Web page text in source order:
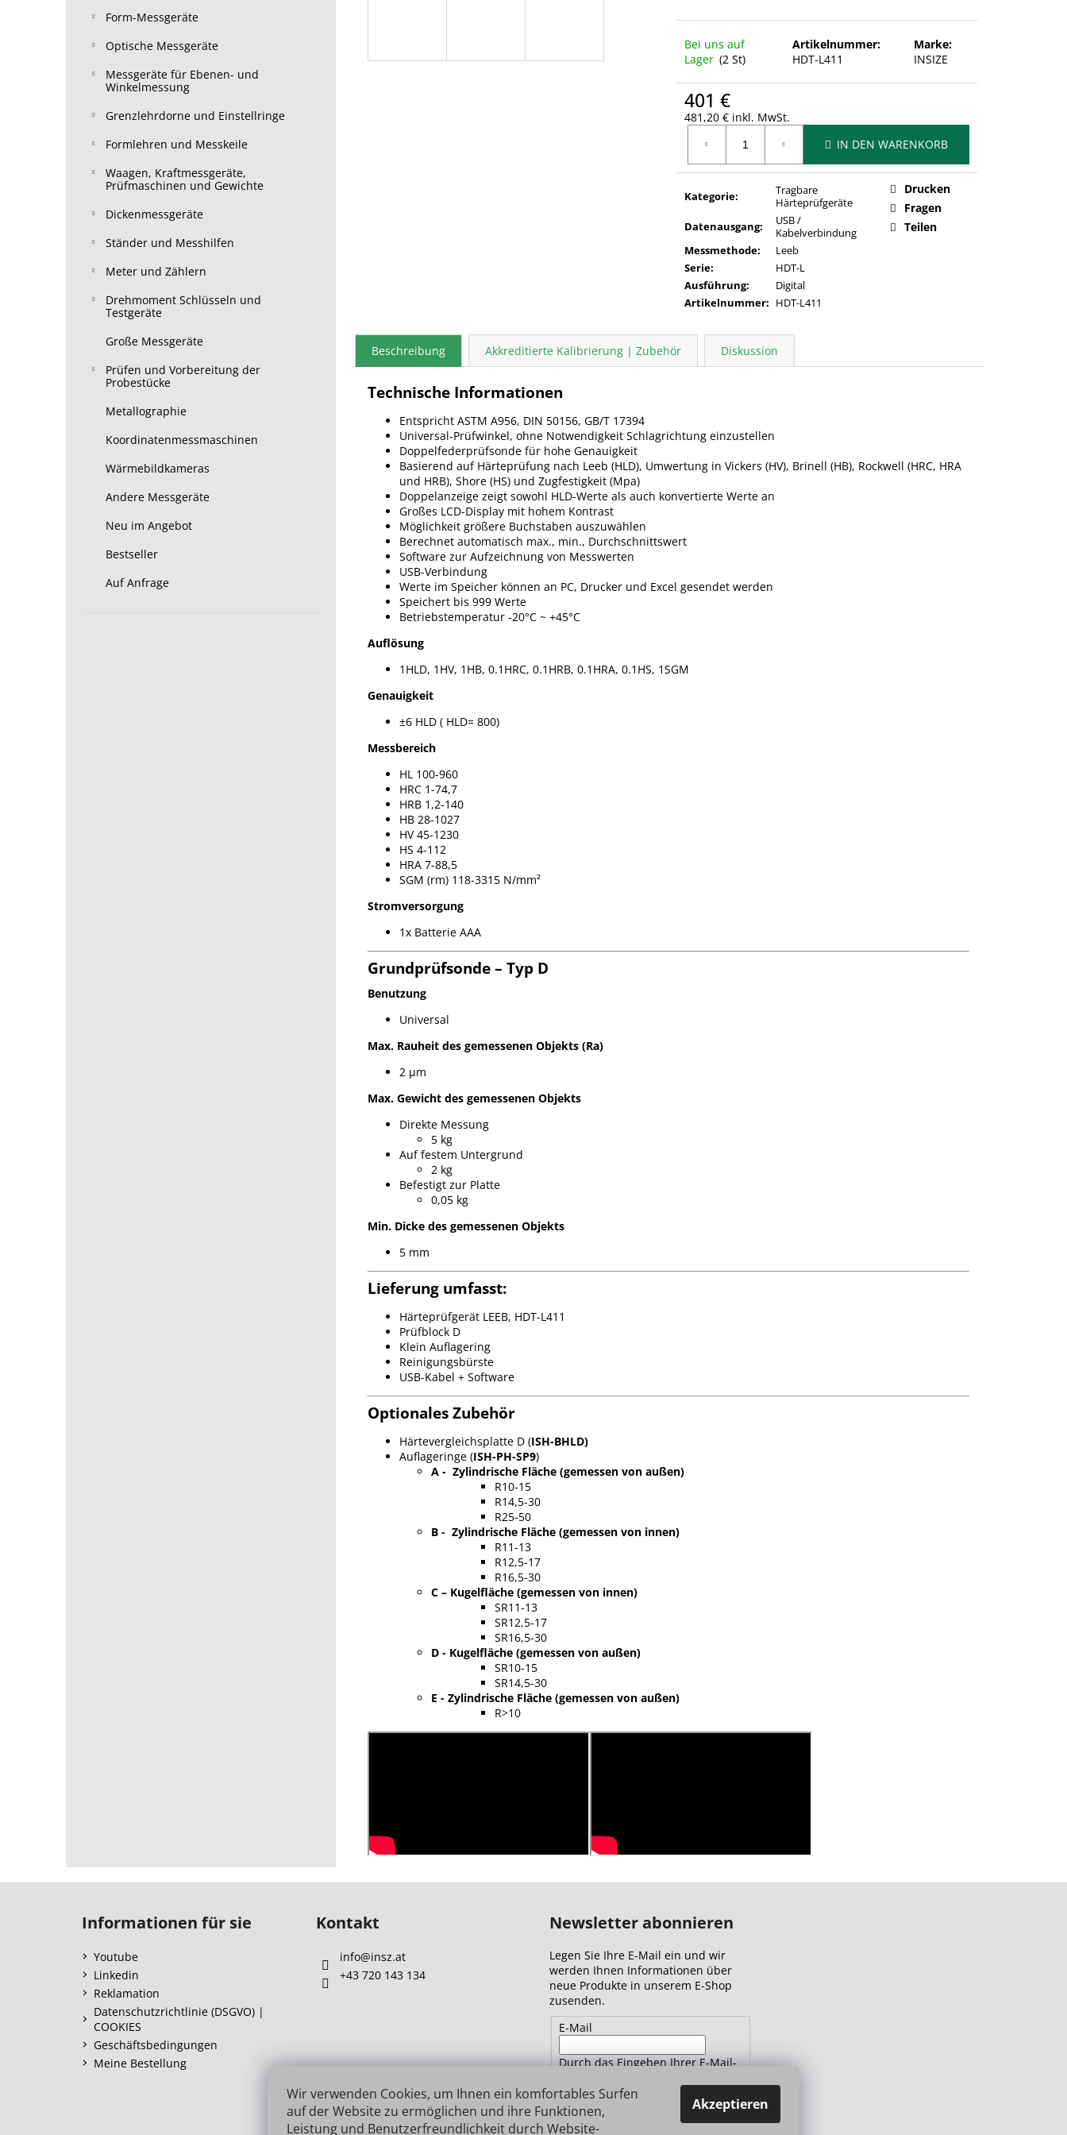
Wir verwenden Cookies, um Ihnen ein komfortables Surfen
auf der Website zu ermöglichen und ihre Funktionen,
Leistung und Benutzerfreundlichkeit durch Website-
Akzeptieren
Form-Messgeräte
Optische Messgeräte
Messgeräte für Ebenen- und
Winkelmessung
Grenzlehrdorne und Einstellringe
Formlehren und Messkeile
Waagen, Kraftmessgeräte,
Prüfmaschinen und Gewichte
Dickenmessgeräte
Ständer und Messhilfen
Meter und Zählern
Drehmoment Schlüsseln und
Testgeräte
Große Messgeräte
Prüfen und Vorbereitung der
Probestücke
Metallographie
Koordinatenmessmaschinen
Wärmebildkameras
Andere Messgeräte
Neu im Angebot
Bestseller
Auf Anfrage
Bei uns auf
Lager (2 St)
Artikelnummer:
HDT-L411
Marke:
INSIZE
401 €
481,20 € inkl. MwSt.
IN DEN WARENKORB
Kategorie:
Tragbare
Härteprüfgeräte
Datenausgang:
USB /
Kabelverbindung
Messmethode:
Leeb
Serie:
HDT-L
Ausführung:
Digital
Artikelnummer: HDT-L411
Drucken
Fragen
Teilen
Beschreibung Akkreditierte Kalibrierung | Zubehör Diskussion
Technische Informationen
Entspricht ASTM A956, DIN 50156, GB/T 17394
Universal-Prüfwinkel, ohne Notwendigkeit Schlagrichtung einzustellen
Doppelfederprüfsonde für hohe Genauigkeit
Basierend auf Härteprüfung nach Leeb (HLD), Umwertung in Vickers (HV), Brinell (HB), Rockwell (HRC, HRA
und HRB), Shore (HS) und Zugfestigkeit (Mpa)
Doppelanzeige zeigt sowohl HLD-Werte als auch konvertierte Werte an
Großes LCD-Display mit hohem Kontrast
Möglichkeit größere Buchstaben auszuwählen
Berechnet automatisch max., min., Durchschnittswert
Software zur Aufzeichnung von Messwerten
USB-Verbindung
Werte im Speicher können an PC, Drucker und Excel gesendet werden
Speichert bis 999 Werte
Betriebstemperatur -20°C ~ +45°C
Auflösung
1HLD, 1HV, 1HB, 0.1HRC, 0.1HRB, 0.1HRA, 0.1HS, 1SGM
Genauigkeit
±6 HLD ( HLD= 800)
Messbereich
HL 100-960
HRC 1-74,7
HRB 1,2-140
HB 28-1027
HV 45-1230
HS 4-112
HRA 7-88,5
SGM (rm) 118-3315 N/mm²
Stromversorgung
1x Batterie AAA
Grundprüfsonde – Typ D
Benutzung
Universal
Max. Rauheit des gemessenen Objekts (Ra)
2 µm
Max. Gewicht des gemessenen Objekts
Direkte Messung
5 kg
Auf festem Untergrund
2 kg
Befestigt zur Platte
0,05 kg
Min. Dicke des gemessenen Objekts
5 mm
Lieferung umfasst:
Härteprüfgerät LEEB, HDT-L411
Prüfblock D
Klein Auflagering
Reinigungsbürste
USB-Kabel + Software
Optionales Zubehör
Härtevergleichsplatte D (ISH-BHLD)
Auflageringe (ISH-PH-SP9)
A - Zylindrische Fläche (gemessen von außen)
R10-15
R14,5-30
R25-50
B - Zylindrische Fläche (gemessen von innen)
R11-13
R12,5-17
R16,5-30
C – Kugelfläche (gemessen von innen)
SR11-13
SR12,5-17
SR16,5-30
D - Kugelfläche (gemessen von außen)
SR10-15
SR14,5-30
E - Zylindrische Fläche (gemessen von außen)
R>10
Informationen für sie
Youtube
Linkedin
Reklamation
Datenschutzrichtlinie (DSGVO) |
COOKIES
Geschäftsbedingungen
Meine Bestellung
Kontakt
info@insz.at
+43 720 143 134
Newsletter abonnieren
Legen Sie Ihre E-Mail ein und wir
werden Ihnen Informationen über
neue Produkte in unserem E-Shop
zusenden.
E-Mail
Durch das Eingeben Ihrer E-Mail-
Datenschutzbestimmungen zu.
ANMELDEN